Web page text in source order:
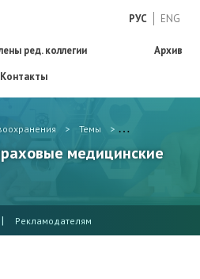
РУС ENG
ред. коллегии
Архив
Контакты
> Темы > страховые
медицинские
| Рекламодателям